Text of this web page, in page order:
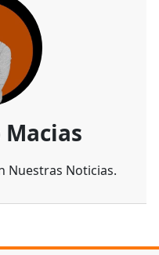
Macias
Nuestras Noticias.